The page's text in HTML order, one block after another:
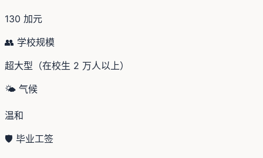
130 加元
👥 学校规模
超大型（在校生 2 万人以上）
🌤️ 气候
温和
🛡️ 毕业工签